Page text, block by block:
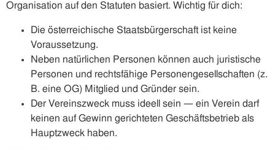
Organisation auf den Statuten basiert. Wichtig für dich:
Die österreichische Staatsbürgerschaft ist keine
Voraussetzung.
Neben natürlichen Personen können auch juristische
Personen und rechtsfähige Personengesellschaften (z.
B. eine OG) Mitglied und Gründer sein.
Der Vereinszweck muss ideell sein — ein Verein darf
keinen auf Gewinn gerichteten Geschäftsbetrieb als
Hauptzweck haben.